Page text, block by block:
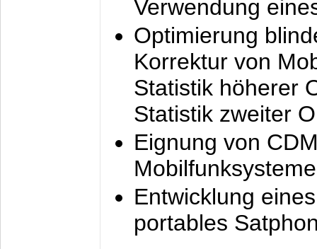
Verwendung
Optimierung
Korrektur von
Statistik höherer
Statistik zweiter
Eignung von
Mobilfunksysteme
Entwicklung
portables